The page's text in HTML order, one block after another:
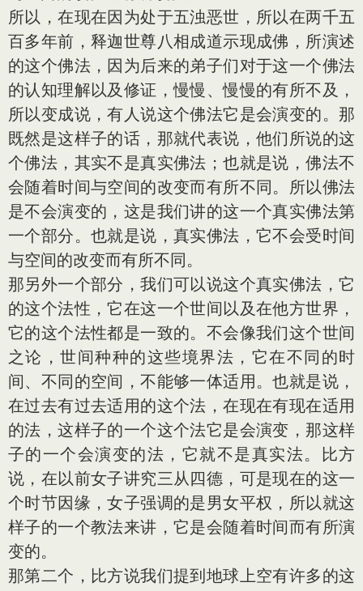
所以，在现在因为处于五浊恶世，所以在两千五
百多年前，释迦世尊八相成道示现成佛，所演述
的这个佛法，因为后来的弟子们对于这一个佛法
的认知理解以及修证，慢慢、慢慢的有所不及，
所以变成说，有人说这个佛法它是会演变的。那
既然是这样子的话，那就代表说，他们所说的这
个佛法，其实不是真实佛法；也就是说，佛法不
会随着时间与空间的改变而有所不同。所以佛法
是不会演变的，这是我们讲的这一个真实佛法第
一个部分。也就是说，真实佛法，它不会受时间
与空间的改变而有所不同。
那另外一个部分，我们可以说这个真实佛法，它
的这个法性，它在这一个世间以及在他方世界，
它的这个法性都是一致的。不会像我们这个世间
之论，世间种种的这些境界法，它在不同的时
间、不同的空间，不能够一体适用。也就是说，
在过去有过去适用的这个法，在现在有现在适用
的法，这样子的一个这个法它是会演变，那这样
子的一个会演变的法，它就不是真实法。比方
说，在以前女子讲究三从四德，可是现在的这一
个时节因缘，女子强调的是男女平权，所以就这
样子的一个教法来讲，它是会随着时间而有所演
变的。
那第二个，比方说我们提到地球上空有许多的这